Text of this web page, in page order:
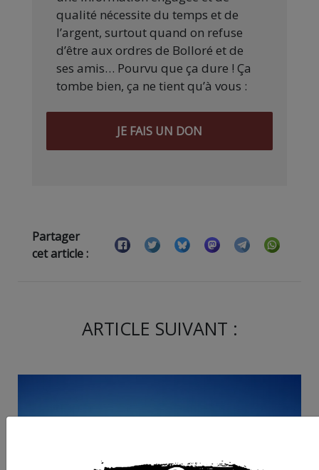
qualité nécessite du temps et de
l’argent, surtout quand on refuse
d’être aux ordres de Bolloré et de
ses amis… Pourvu que ça dure ! Ça
tombe bien, ça ne tient qu’à vous :
JE FAIS UN DON
Partager
cet article :
ARTICLE SUIVANT :